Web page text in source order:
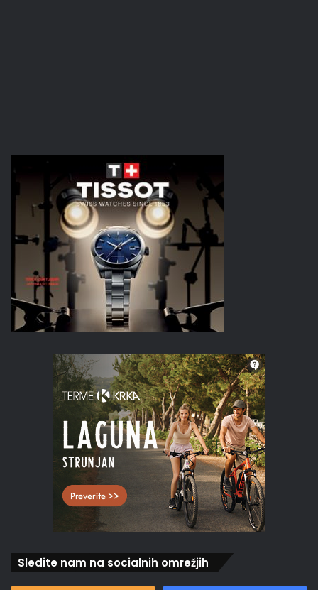
Sledite nam na socialnih omrežjih